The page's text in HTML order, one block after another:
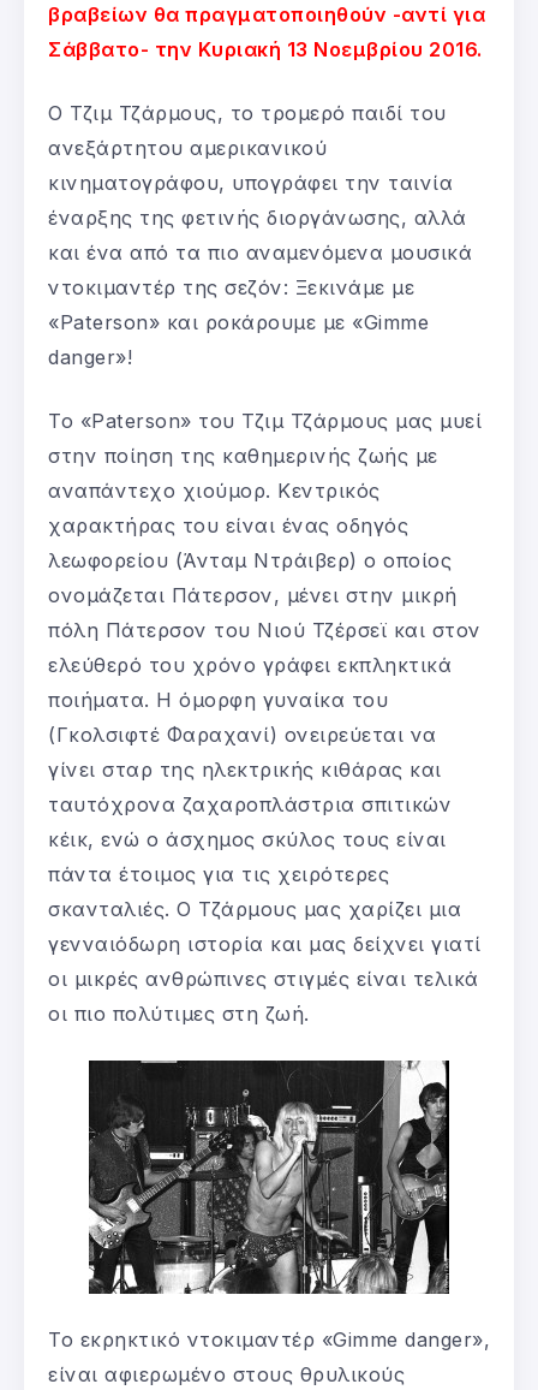
βραβείων θα πραγματοποιηθούν -αντί για
Σάββατο- την Κυριακή 13 Νοεμβρίου 2016.
Ο Τζιμ Τζάρμους, το τρομερό παιδί του
ανεξάρτητου αμερικανικού
κινηματογράφου, υπογράφει την ταινία
έναρξης της φετινής διοργάνωσης, αλλά
και ένα από τα πιο αναμενόμενα μουσικά
ντοκιμαντέρ της σεζόν: Ξεκινάμε με
«Paterson» και ροκάρουμε με «Gimme
danger»!
Το «Paterson» του Τζιμ Τζάρμους μας μυεί
στην ποίηση της καθημερινής ζωής με
αναπάντεχο χιούμορ. Κεντρικός
χαρακτήρας του είναι ένας οδηγός
λεωφορείου (Άνταμ Ντράιβερ) ο οποίος
ονομάζεται Πάτερσον, μένει στην μικρή
πόλη Πάτερσον του Νιού Τζέρσεϊ και στον
ελεύθερό του χρόνο γράφει εκπληκτικά
ποιήματα. Η όμορφη γυναίκα του
(Γκολσιφτέ Φαραχανί) ονειρεύεται να
γίνει σταρ της ηλεκτρικής κιθάρας και
ταυτόχρονα ζαχαροπλάστρια σπιτικών
κέικ, ενώ ο άσχημος σκύλος τους είναι
πάντα έτοιμος για τις χειρότερες
σκανταλιές. O Τζάρμους μας χαρίζει μια
γενναιόδωρη ιστορία και μας δείχνει γιατί
οι μικρές ανθρώπινες στιγμές είναι τελικά
οι πιο πολύτιμες στη ζωή.
Το εκρηκτικό ντοκιμαντέρ «Gimme danger»,
είναι αφιερωμένο στους θρυλικούς